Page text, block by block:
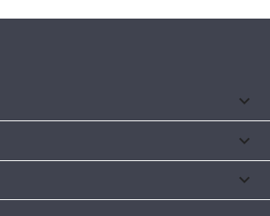
keyboard_arrow_down

